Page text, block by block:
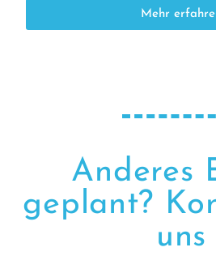
Mehr
Anderes
geplant?
uns